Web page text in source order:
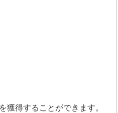
獲得することができます。